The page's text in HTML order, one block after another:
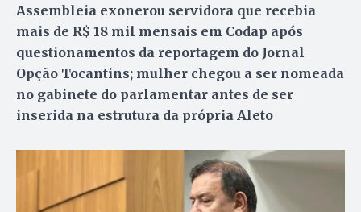
Assembleia exonerou servidora que recebia
mais de R$ 18 mil mensais em Codap após
questionamentos da reportagem do Jornal
Opção Tocantins; mulher chegou a ser nomeada
no gabinete do parlamentar antes de ser
inserida na estrutura da própria Aleto